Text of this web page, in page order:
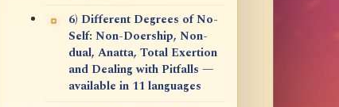
6) Different Degrees of No-
Self: Non-Doership, Non-
dual, Anatta, Total Exertion
and Dealing with Pitfalls —
available in 11 languages